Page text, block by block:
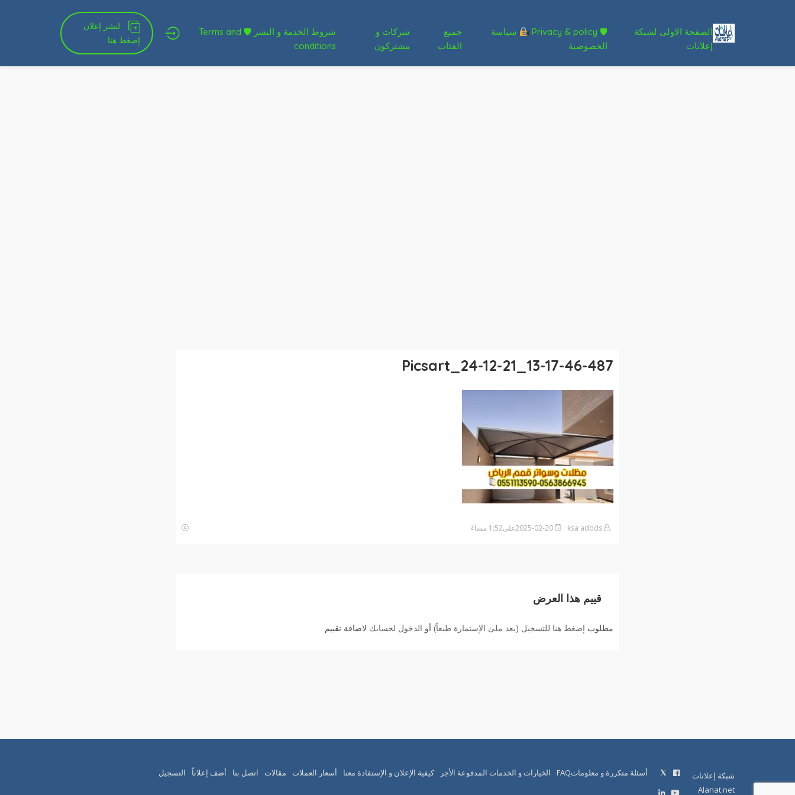
الصفحة الاولى لشبكة
إعلانات
🛡 Privacy & policy
سياسة
الخصوصية
جميع
الفئات
شركات و
مشتركون
شروط الخدمة و النشر 🛡 Terms and
conditions
لنشر إعلان
إضغط هنا
Picsart_24-12-21_13-17-46-487
قييم هذا العرض
مطلوب إضغط هنا للتسجيل (بعد ملئ الإستمارة طبعاً) أو الدخول لحسابك لاضافة تقييم
شبكة إعلانات
Alanat.net
أسئلة متكررة و معلوماتFAQ الخيارات و الخدمات المدفوعة الأجر كيفية الإعلان و الإستفادة معنا أسعار العملات مقالات اتصل بنا أضف إعلاناً التسجيل